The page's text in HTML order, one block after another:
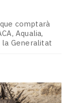
comptarà
Aqualia,
la Generalitat